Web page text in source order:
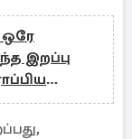
இறப்பு